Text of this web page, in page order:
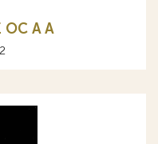
ОС A А